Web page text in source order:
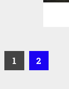
1 2